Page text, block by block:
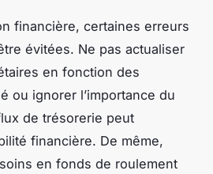
financière, certaines erreurs
évitées. Ne pas actualiser
en fonction des
ou ignorer l’importance du
de trésorerie peut
financière. De même,
en fonds de roulement